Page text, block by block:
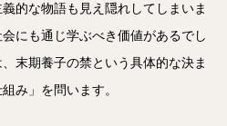
的な物語も見え隠れしてしまいま
にも通じ学ぶべき価値があるでし
末期養子の禁という具体的な決ま
み」を問います。